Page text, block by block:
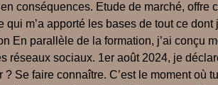
conséquences. Etude de marché,
m’a apporté les bases de tout ce
En parallèle de la formation, j’ai
réseaux sociaux. 1er août 2024, je
Se faire connaître. C’est le moment